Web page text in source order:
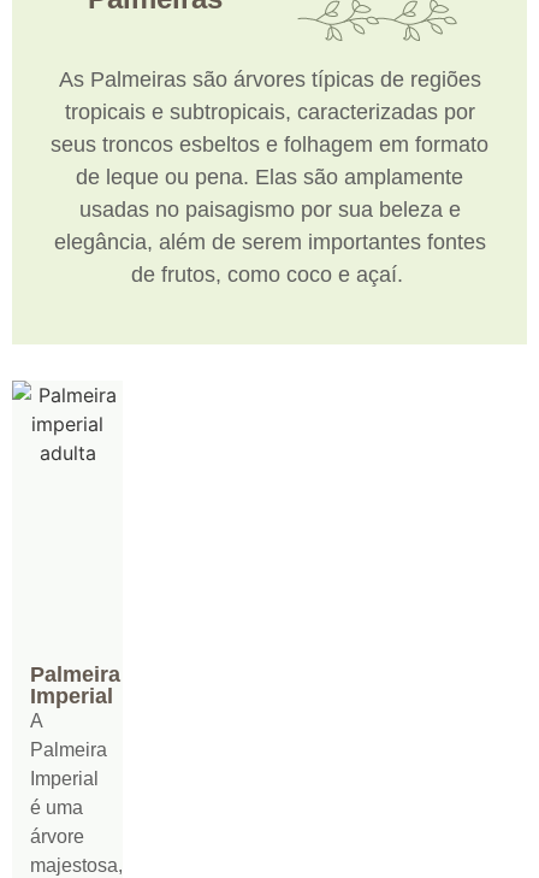
As Palmeiras são árvores típicas de regiões
tropicais e subtropicais, caracterizadas por
seus troncos esbeltos e folhagem em formato
de leque ou pena. Elas são amplamente
usadas no paisagismo por sua beleza e
elegância, além de serem importantes fontes
de frutos, como coco e açaí.
Palmeira
Imperial
A
Palmeira
Imperial
é uma
árvore
majestosa,